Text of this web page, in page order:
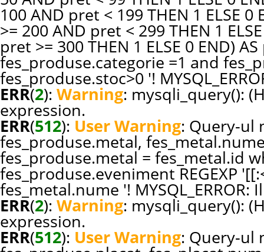
100 AND pret < 199 THEN 1 ELSE
>= 200 AND pret < 299 THEN 1
pret >= 300 THEN 1 ELSE 0 END)
fes_produse.categorie =1 and
fes_produse.stoc>0 '!
ERR(2): Warning: mysqli_query():
expression.
ERR(512): User Warning: Query-ul
fes_produse.metal,
fes_produse.metal = fes_metal.id
fes_produse.eveniment REGEXP
fes_metal.nume '!
ERR(2): Warning: mysqli_query():
expression.
ERR(512): User Warning: Query-ul